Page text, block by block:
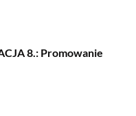
8.: Promowanie